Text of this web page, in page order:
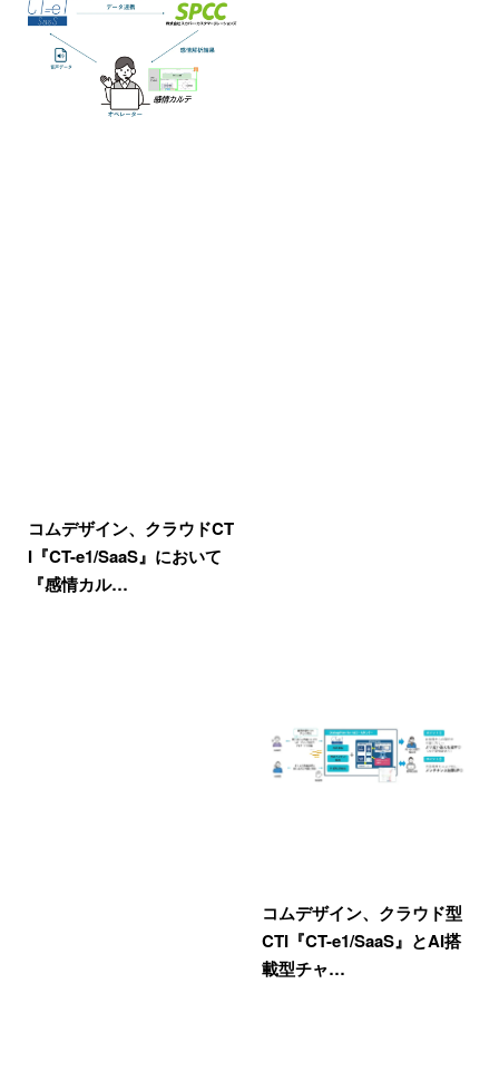
コムデザイン、クラウドCT
I『CT-e1/SaaS』において
『感情カル…
コムデザイン、クラウド型
CTI『CT-e1/SaaS』とAI搭
載型チャ…